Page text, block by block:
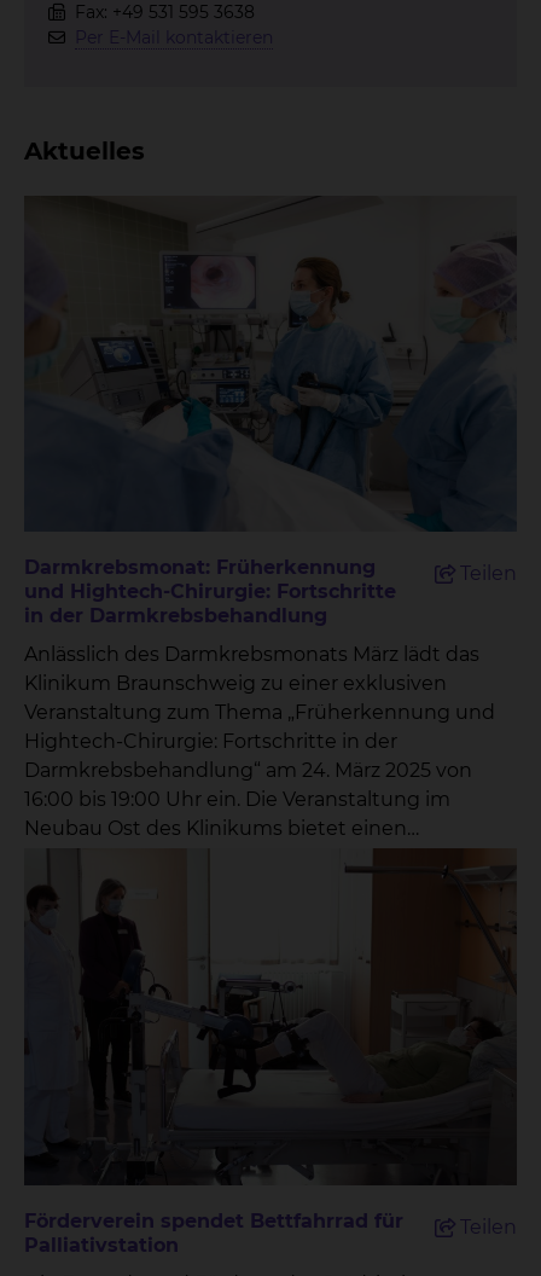
Fax: +49 531 595 3638
Per E-Mail kontaktieren
Aktuelles
Darmkrebsmonat: Früherkennung
und Hightech-Chirurgie: Fortschritte
in der Darmkrebsbehandlung
Teilen
Anlässlich des Darmkrebsmonats März lädt das
Klinikum Braunschweig zu einer exklusiven
Veranstaltung zum Thema „Früherkennung und
Hightech-Chirurgie: Fortschritte in der
Darmkrebsbehandlung“ am 24. März 2025 von
16:00 bis 19:00 Uhr ein. Die Veranstaltung im
Neubau Ost des Klinikums bietet einen
Entwicklungen der Darmkrebsbehandlung und
setzt einen klaren Fokus auf die Bedeutung der
Früherkennung.
Veranstaltungsort:Zentralklinikum Braunschweig,
Neubau Ost,Fichtengrund 1, 38126 Braunschweig
Fachvorträge: 16:15 – 16:45 Uhr: „Darmkrebs
vermeiden und früh erkennen: Vorsorge und
Endoskopie im Fokus“Privatdozentin Dr. Henrike
Hepatologie, Interventionelle Endoskopie und
Diabetologie 17:00 – 17:30 Uhr: „Medikamentöse
Darmtumoren“Prof. Dr. Jürgen Krauter, Chefarzt
Förderverein spendet Bettfahrrad für
Palliativstation
Teilen